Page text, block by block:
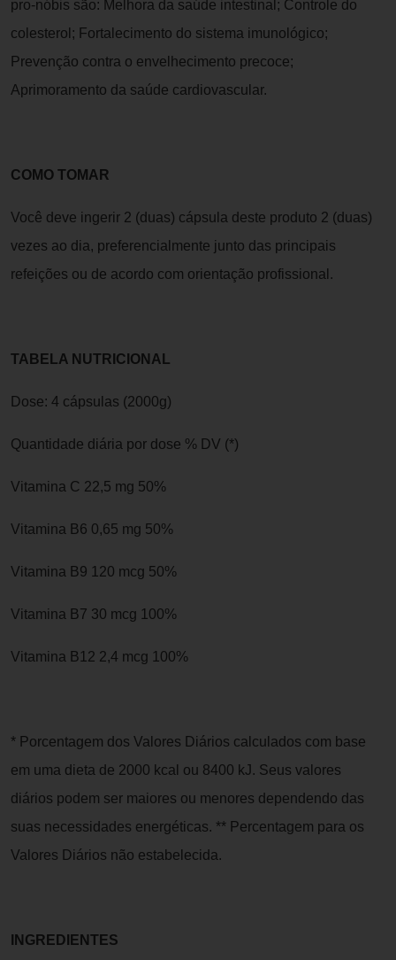
pro-nóbis são: Melhora da saúde intestinal; Controle do
colesterol; Fortalecimento do sistema imunológico;
Prevenção contra o envelhecimento precoce;
Aprimoramento da saúde cardiovascular.
COMO TOMAR
Você deve ingerir 2 (duas) cápsula deste produto 2 (duas)
vezes ao dia, preferencialmente junto das principais
refeições ou de acordo com orientação profissional.
TABELA NUTRICIONAL
Dose: 4 cápsulas (2000g)
Quantidade diária por dose % DV (*)
Vitamina C 22,5 mg 50%
Vitamina B6 0,65 mg 50%
Vitamina B9 120 mcg 50%
Vitamina B7 30 mcg 100%
Vitamina B12 2,4 mcg 100%
* Porcentagem dos Valores Diários calculados com base
em uma dieta de 2000 kcal ou 8400 kJ. Seus valores
diários podem ser maiores ou menores dependendo das
suas necessidades energéticas. ** Percentagem para os
Valores Diários não estabelecida.
INGREDIENTES